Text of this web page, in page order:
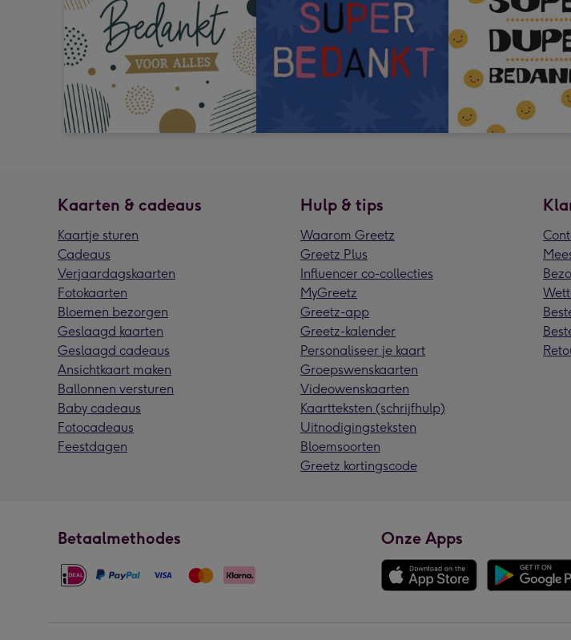
Kaarten & cadeaus
Kaartje sturen
Cadeaus
Verjaardagskaarten
Fotokaarten
Bloemen bezorgen
Geslaagd kaarten
Geslaagd cadeaus
Ansichtkaart maken
Ballonnen versturen
Baby cadeaus
Fotocadeaus
Feestdagen
Hulp & tips
Waarom Greetz
Greetz Plus
Influencer co-collecties
MyGreetz
Greetz-app
Greetz-kalender
Personaliseer je kaart
Groepswenskaarten
Videowenskaarten
Kaartteksten (schrijfhulp)
Uitnodigingsteksten
Bloemsoorten
Greetz kortingscode
Betaalmethodes Onze Apps